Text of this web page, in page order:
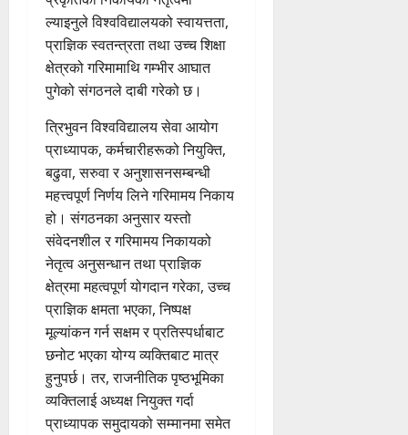
ल्याइनुले विश्वविद्यालयको स्वायत्तता,
प्राज्ञिक स्वतन्त्रता तथा उच्च शिक्षा
क्षेत्रको गरिमामाथि गम्भीर आघात
पुगेको संगठनले दाबी गरेको छ।
त्रिभुवन विश्वविद्यालय सेवा आयोग
प्राध्यापक, कर्मचारीहरूको नियुक्ति,
बढुवा, सरुवा र अनुशासनसम्बन्धी
महत्त्वपूर्ण निर्णय लिने गरिमामय निकाय
हो। संगठनका अनुसार यस्तो
संवेदनशील र गरिमामय निकायको
नेतृत्व अनुसन्धान तथा प्राज्ञिक
क्षेत्रमा महत्वपूर्ण योगदान गरेका, उच्च
प्राज्ञिक क्षमता भएका, निष्पक्ष
मूल्यांकन गर्न सक्षम र प्रतिस्पर्धाबाट
छनोट भएका योग्य व्यक्तिबाट मात्र
हुनुपर्छ। तर, राजनीतिक पृष्ठभूमिका
व्यक्तिलाई अध्यक्ष नियुक्त गर्दा
प्राध्यापक समुदायको सम्मानमा समेत